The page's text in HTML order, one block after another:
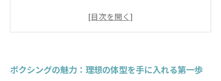
心肺機能向上とストレス解消：ボクシングの効
ンを紹介
ボクシングの魅力：理想の体型を手に入れる第一歩